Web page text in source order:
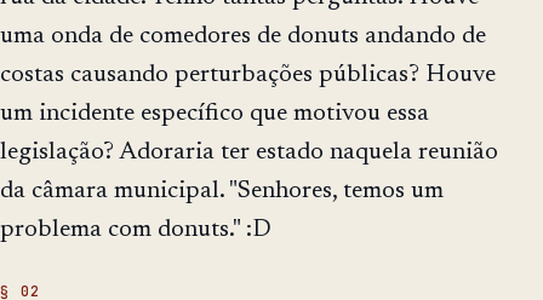
uma onda de comedores de donuts andando de
costas causando perturbações públicas? Houve
um incidente específico que motivou essa
legislação? Adoraria ter estado naquela reunião
da câmara municipal. "Senhores, temos um
problema com donuts." :D